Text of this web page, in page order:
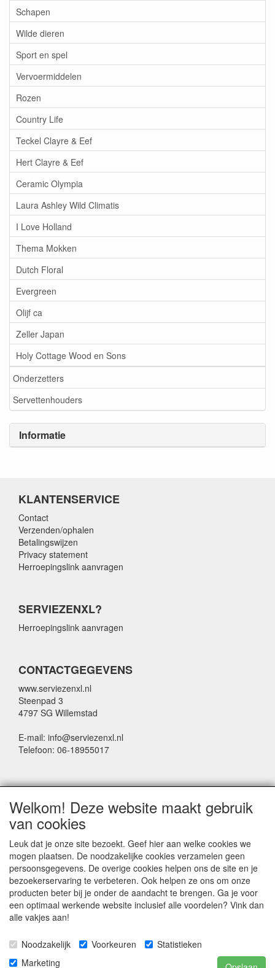
Schapen
Wilde dieren
Sport en spel
Vervoermiddelen
Rozen
Country Life
Teckel Clayre & Eef
Hert Clayre & Eef
Ceramic Olympia
Laura Ashley Wild Climatis
I Love Holland
Thema Mokken
Dutch Floral
Evergreen
Olijf ca
Zeller Japan
Holy Cottage Wood en Sons
Onderzetters
Servettenhouders
Informatie
KLANTENSERVICE
Contact
Verzenden/ophalen
Betalingswijzen
Privacy statement
Herroepingslink aanvragen
SERVIEZENXL?
Herroepingslink aanvragen
CONTACTGEGEVENS
www.serviezenxl.nl
Steenpad 3
4797 SG Willemstad
E-mail: info@serviezenxl.nl
Telefoon: 06-18955017
Voornaam
Achternaam
E-mail
Welkom! Deze website maakt gebruik
van cookies
Leuk dat je onze site bezoekt. Geef hier aan welke cookies we
mogen plaatsen. De noodzakelijke cookies verzamelen geen
persoonsgegevens. De overige cookies helpen ons de site en je
bezoekerservaring te verbeteren. Ook helpen ze ons om onze
producten beter bij je onder de aandacht te brengen. Ga je voor
een optimaal werkende website inclusief alle voordelen? Vink dan
alle vakjes aan!
Noodzakelijk Voorkeuren
Statistieken
Marketing